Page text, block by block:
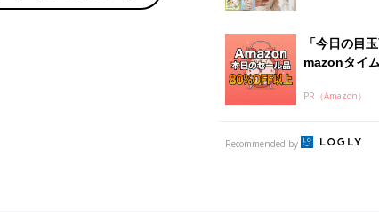
「今日の目
mazonタイ
PR（Amazon）
Recommended by